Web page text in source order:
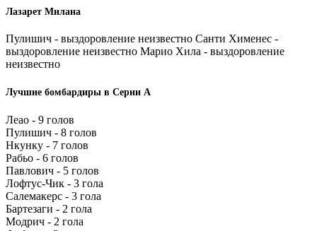
Лазарет Милана
Пулишич - выздоровление неизвестно Санти Хименес -
выздоровление неизвестно Марио Хила - выздоровление
неизвестно
Лучшие бомбардиры в Серии А
Леао - 9 голов
Пулишич - 8 голов
Нкунку - 7 голов
Рабьо - 6 голов
Павлович - 5 голов
Лофтус-Чик - 3 гола
Салемакерс - 3 гола
Бартезаги - 2 гола
Модрич - 2 гола